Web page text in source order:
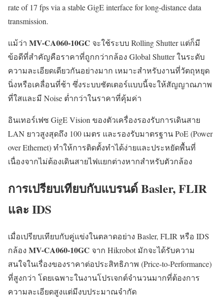
rate of 17 fps via a stable GigE interface for long-distance data
transmission.
แม้ว่า MV-CA060-10GC จะใช้ระบบ Rolling Shutter แต่ก็มี
ข้อดีที่สำคัญคือราคาที่ถูกกว่ากล้อง Global Shutter ในระดับ
ความละเอียดเดียวกันอย่างมาก เหมาะสำหรับงานที่วัตถุหยุด
นิ่งหรือเคลื่อนที่ช้า ซึ่งระบบชัตเตอร์แบบนี้จะให้สัญญาณภาพ
ที่ใสและมี Noise ต่ำกว่าในราคาที่คุ้มค่า
อินเทอร์เฟซ GigE Vision ของตัวเครื่องรองรับการเดินสาย
LAN ยาวสูงสุดถึง 100 เมตร และรองรับมาตรฐาน PoE (Power
over Ethernet) ทำให้การติดตั้งทำได้ง่ายและประหยัดพื้นที่
เนื่องจากไม่ต้องเดินสายไฟแยกต่างหากสำหรับตัวกล้อง
การเปรียบเทียบกับแบรนด์ Basler, FLIR
และ IDS
เมื่อเปรียบเทียบกับคู่แข่งในตลาดอย่าง Basler, FLIR หรือ IDS
กล้อง MV-CA060-10GC จาก Hikrobot มักจะได้รับความ
สนใจในเรื่องของราคาต่อประสิทธิภาพ (Price-to-Performance)
ที่สูงกว่า โดยเฉพาะในงานโปรเจกต์จำนวนมากที่ต้องการ
ความละเอียดสูงแต่มีงบประมาณจำกัด